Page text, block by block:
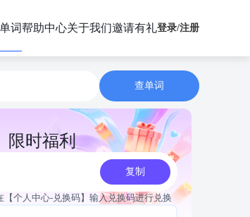
词帮助中心关于我们邀请有礼登录/注册
查单词
限时福利
复制
【个人中心-兑换码】输入兑换码进行兑换